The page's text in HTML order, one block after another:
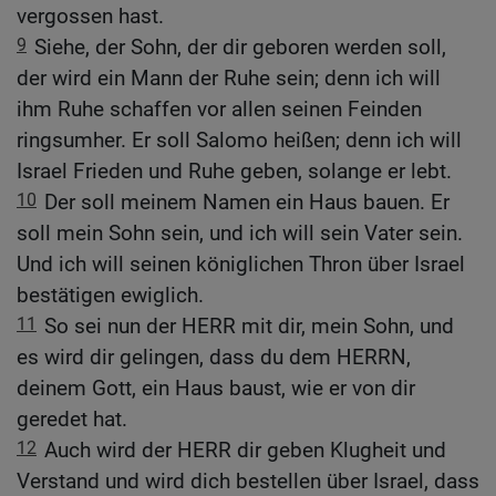
vergossen hast.
9 Siehe, der Sohn, der dir geboren werden soll,
der wird ein Mann der Ruhe sein; denn ich will
ihm Ruhe schaffen vor allen seinen Feinden
ringsumher. Er soll Salomo heißen; denn ich will
Israel Frieden und Ruhe geben, solange er lebt.
10 Der soll meinem Namen ein Haus bauen. Er
soll mein Sohn sein, und ich will sein Vater sein.
Und ich will seinen königlichen Thron über Israel
bestätigen ewiglich.
11
So sei nun der HERR mit dir, mein Sohn, und
es wird dir gelingen, dass du dem HERRN,
deinem Gott, ein Haus baust, wie er von dir
geredet hat.
12 Auch wird der HERR dir geben Klugheit und
Verstand und wird dich bestellen über Israel, dass